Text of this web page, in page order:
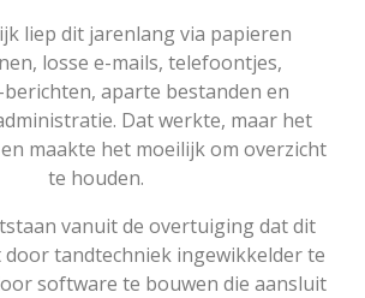
liep dit jarenlang via papieren
losse e-mails, telefoontjes,
aparte bestanden en
Dat werkte, maar het
maakte het moeilijk om overzicht
te houden.
vanuit de overtuiging dat dit
tandtechniek ingewikkelder te
software te bouwen die aansluit